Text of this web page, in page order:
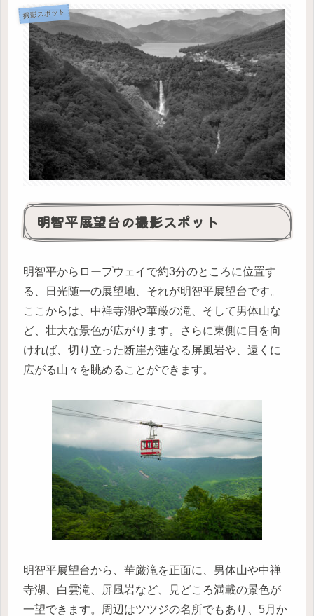
撮影スポット
明智平展望台の撮影スポット
明智平からロープウェイで約3分のところに位置す
る、日光随一の展望地、それが明智平展望台です。
ここからは、中禅寺湖や華厳の滝、そして男体山な
ど、壮大な景色が広がります。さらに東側に目を向
ければ、切り立った断崖が連なる屏風岩や、遠くに
広がる山々を眺めることができます。
明智平展望台から、華厳滝を正面に、男体山や中禅
寺湖、白雲滝、屏風岩など、見どころ満載の景色が
一望できます。周辺はツツジの名所でもあり、5月か